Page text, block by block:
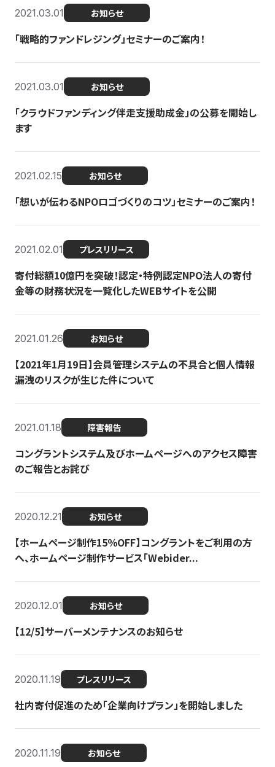
2021.03.01 お知らせ
「戦略的ファンドレジング」セミナーのご案内！
2021.03.01 お知らせ
「クラウドファンディング伴走支援助成金」の公募を開始し
ます
2021.02.15 お知らせ
「想いが伝わるNPOロゴづくりのコツ」セミナーのご案内！
2021.02.01 プレスリリース
寄付総額10億円を突破！認定・特例認定NPO法人の寄付
金等の財務状況を一覧化したWEBサイトを公開
2021.01.26 お知らせ
【2021年1月19日】会員管理システムの不具合と個人情報
漏洩のリスクが生じた件について
2021.01.18 障害報告
コングラントシステム及びホームページへのアクセス障害
のご報告とお詫び
2020.12.21 お知らせ
【ホームページ制作15％OFF】コングラントをご利用の方
へ、ホームページ制作サービス「Webider...
2020.12.01 お知らせ
【12/5】サーバーメンテナンスのお知らせ
2020.11.19 プレスリリース
社内寄付促進のため「企業向けプラン」を開始しました
2020.11.19 お知らせ